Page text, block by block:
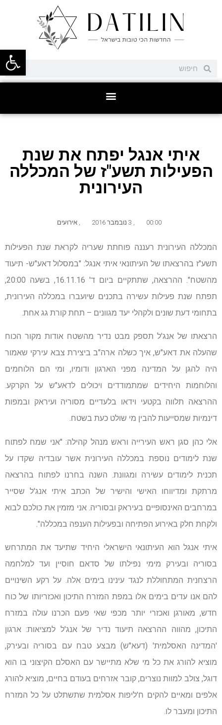
פתח
איתי אנגל יפתח את שנת
הפעילות תשע"ז של המכללה
העירונית
00:00
,
, אירועים
המכללה העירונית רעננה פוחתת שעריה לקראת שנת הפעילות
תשע"ז בהרצאתו של העיתונאי איתי אנגל: "במסלול דאע"ש- תיעוד
מהשטח". ההרצאה, שתתקיים ביום ד' 16.11.16, בשעה 20:00,
תפתח שנת פעילות עשירה בתכנים שיועברו במכללה העירונית,
בתחומי דעת שונים ולקהלי יעד מגוונים – תחת קורת גג אחת.
הרצאתו של אנג'ל תספק מבט נדיר מהשטח אודות מקור הכוח
שהעלה את דאע"ש, איך כשלה ארה"ב ביצירת צבא עירקי שאמור
היה להגן על המדינה מפני הארגון ודומיו, ומי הם הלוחמים
והלוחמות היחידים שמתמודדים ויכולים לדאע"ש על הקרקע.
ההרצאה תלווה בקטעי וידאו בלעדיים מסוריה ועיראק ובמפות
דינמיות שמסייעות להבין מי שולט כעת בשטח.
אלי כהן סגן ראש העירייה וראש מנהל קהילה: "אני שמח לפתוח
שנת לימודים נוספת במכללה העירונית אשר עובדיה שקדו על
תכנית לימודים עשירה ומגוונת. השנה בחרנו לפתוח בהרצאה
מרתקת ומדיווחו האישי והישיר של הכתב איתי אנג'ל שסייר
במרחבים האינסופיים בעיראק ובסוריה. אני מזמין את כולכם לבוא
ולקחת חלק באירוע הפתיחה ובפעילות הענפה במכללה".
איתי אנגל הוא העיתונאי הישראלי היחיד שתיעד את המתרחש
בסוריה ובעירק מימי נפילתו של סדאם חוסיין ועד למלחמה
הרצחנית המתחוללת לנגד עינינו בימים אלה. על רקע השינויים
להם אנו עדים בימים אלו במפת המזרח התיכון ואכזריותו של כוח
חדש, מאורגן ואכזרי יותר מכפי שאי פעם הכרנו עולה במזרח
התיכון, מהווה ההרצאה תיעוד נדיר של אנג'ל למציאות: ארגון
'המדינה האסלמית' (דעא"ש) מבצע טבח עם בסוריה ובעירק,
מוציא להורג את כל מי שלא מתיישר עם האסלם הקיצוני בו הוא
דוגל, צולב למוות נוצרים, קובר אזרחים בעודם בחיים, מוציא להורג
אלפים ומאיים להקים ח'ליפות אסלמית שתשתלט על כל המזרח
התיכון ומעבר לו.